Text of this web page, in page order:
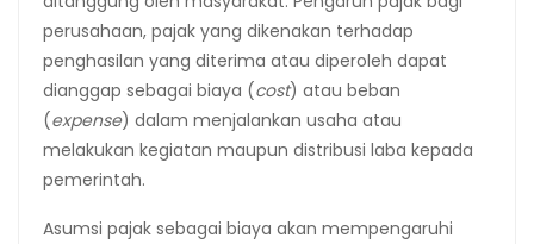
perusahaan, pajak yang dikenakan terhadap
penghasilan yang diterima atau diperoleh dapat
dianggap sebagai biaya (cost) atau beban
(expense) dalam menjalankan usaha atau
melakukan kegiatan maupun distribusi laba kepada
pemerintah.
Asumsi pajak sebagai biaya akan mempengaruhi